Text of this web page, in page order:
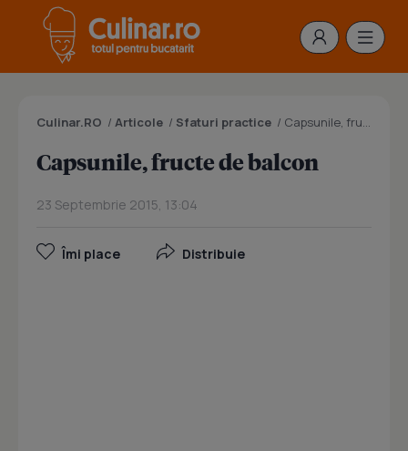
Culinar.RO / Articole / Sfaturi practice / Capsunile, fructe de balcon
Capsunile, fructe de balcon
23 Septembrie 2015, 13:04
Îmi place Distribuie